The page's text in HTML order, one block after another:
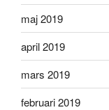
maj 2019
april 2019
mars 2019
februari 2019